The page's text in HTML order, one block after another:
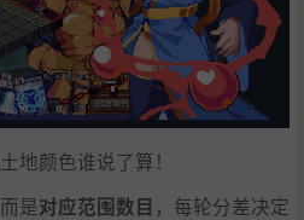
地颜色谁说了算！
是对应范围数目 ，每轮分差决定